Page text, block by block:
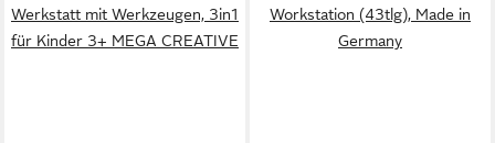
Werkstatt mit Werkzeugen, 3in1
für Kinder 3+ MEGA CREATIVE
Workstation (43tlg), Made in
Germany